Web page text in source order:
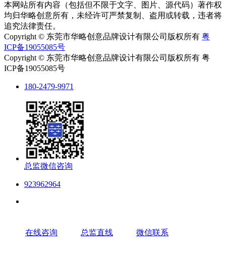
本网站所有内容（包括但不限于文字、图片、源代码）著作权
均归华略创意所有，未经许可严禁复制、盗用或转载，违者将
追究法律责任。
Copyright © 东莞市华略创意品牌设计有限公司版权所有 粤
ICP备19055085号
Copyright © 东莞市华略创意品牌设计有限公司版权所有 粤
ICP备19055085号
180-2479-9971
总监微信咨询
923962964
在线咨询 总监直线 微信联系